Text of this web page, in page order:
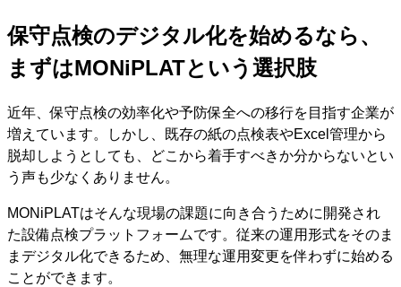
保守点検のデジタル化を始めるなら、
まずはMONiPLATという選択肢
近年、保守点検の効率化や予防保全への移行を目指す企業が
増えています。しかし、既存の紙の点検表やExcel管理から
脱却しようとしても、どこから着手すべきか分からないとい
う声も少なくありません。
MONiPLATはそんな現場の課題に向き合うために開発され
た設備点検プラットフォームです。従来の運用形式をそのま
まデジタル化できるため、無理な運用変更を伴わずに始める
ことができます。